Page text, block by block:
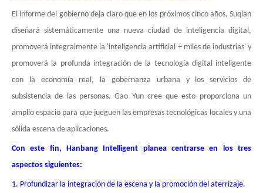
El informe del gobierno deja claro que en los próximos cinco años, Suqian
diseñará sistemáticamente una nueva ciudad de inteligencia digital,
promoverá integralmente la 'inteligencia artificial + miles de industrias' y
promoverá la profunda integración de la tecnología digital inteligente
con la economía real, la gobernanza urbana y los servicios de
subsistencia de las personas. Gao Yun cree que esto proporciona un
amplio espacio para que jueguen las empresas tecnológicas locales y una
sólida escena de aplicaciones.
Con este fin, Hanbang Intelligent planea centrarse en los tres
aspectos siguientes:
1. Profundizar la integración de la escena y la promoción del aterrizaje.